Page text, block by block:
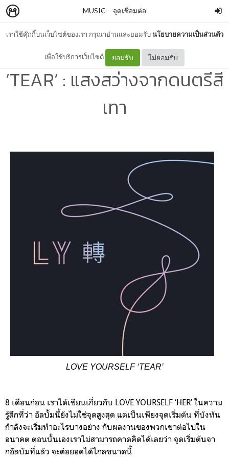
เราใช้คุ๊กกี้บนเว็บไซต์ของเรา กรุณาอ่านและยอมรับนโยบายความเป็นส่วนตัว
เพื่อใช้บริการเว็บไซต์ ยอมรับ ไม่ยอมรับ
MUSIC – จุดเชื่อมต่อ
[BTS] LOVE YOURSELF
‘TEAR’ : แสงสว่างจากดนตรีสี
เทา
LOVE YOURSELF ‘TEAR’
8 เดือนก่อน เราได้เขียนเกี่ยวกับ LOVE YOURSELF ‘HER’ ในความ
รู้สึกที่ว่า อัลบั้มนี้ยังไม่ใช่จุดสูงสุด แต่เป็นเพียงจุดเริ่มต้น ที่บังทัน
กำลังจะเริ่มทำอะไรบางอย่าง กับผลงานของพวกเขาต่อไปใน
อนาคต ตอนนั้นเองเราไม่สามารถคาดคิดได้เลยว่า จุดเริ่มต้นจา
กอัลบัมที่แล้ว จะต่อยอดได้ไกลขนาดนี้